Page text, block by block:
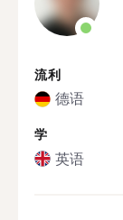
流利
德语
学
英语